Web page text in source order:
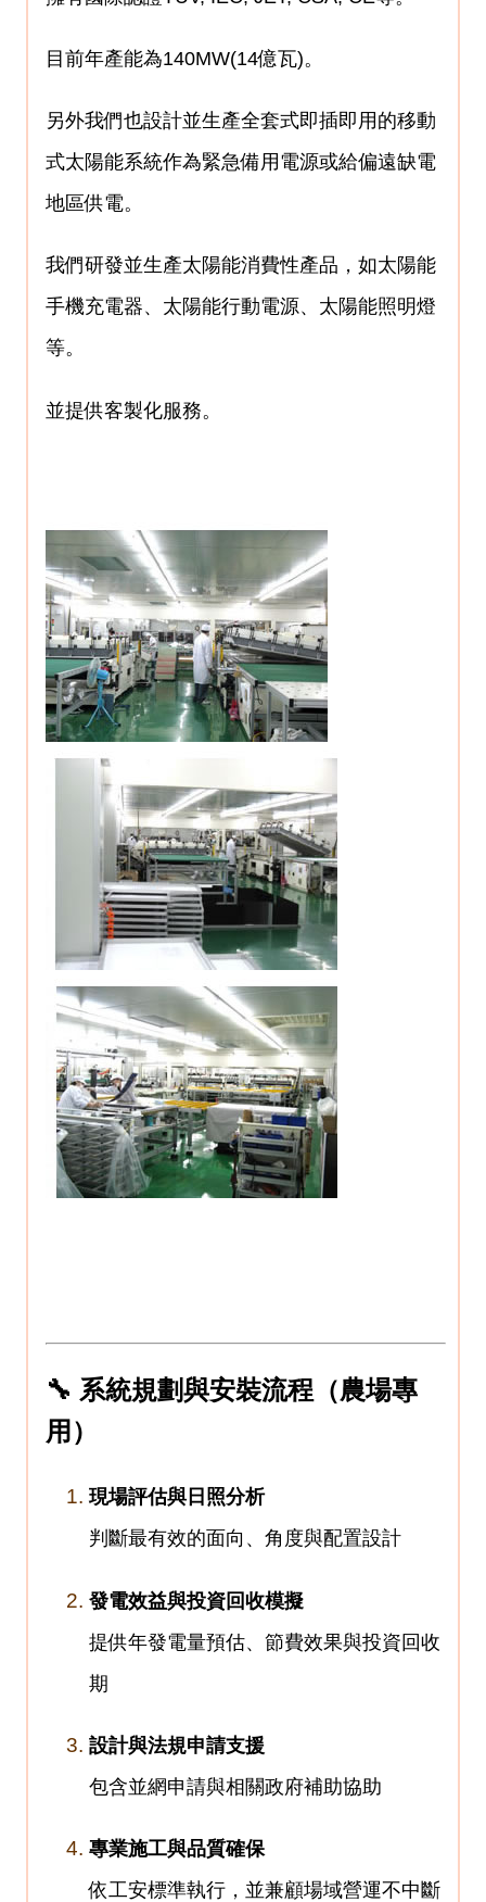
目前年產能為140MW(14億瓦)。
另外我們也設計並生產全套式即插即用的移動
式太陽能系統作為緊急備用電源或給偏遠缺電
地區供電。
我們研發並生產太陽能消費性產品，如太陽能
手機充電器、太陽能行動電源、太陽能照明燈
等。
並提供客製化服務。
🔧 系統規劃與安裝流程（農場專
用）
現場評估與日照分析
判斷最有效的面向、角度與配置設計
發電效益與投資回收模擬
提供年發電量預估、節費效果與投資回收
期
設計與法規申請支援
包含並網申請與相關政府補助協助
專業施工與品質確保
依工安標準執行，並兼顧場域營運不中斷